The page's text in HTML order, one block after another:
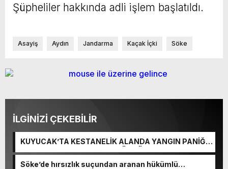
Şüpheliler hakkında adli işlem başlatıldı.
Asayiş Aydın Jandarma Kaçak İçki Söke
İLGİNİZİ ÇEKEBİLİR
KUYUCAK’TA KESTANELİK ALANDA YANGIN PANİĞİ:
Söke’de hırsızlık suçundan aranan hükümlü